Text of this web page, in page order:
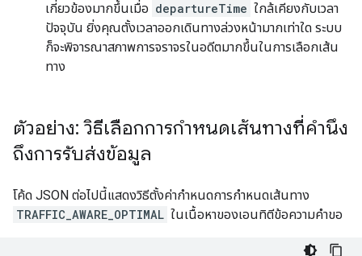
เกี่ยวข้องมากขึ้นเมื่อ departureTime ใกล้เคียงกับเวลา
ปัจจุบัน ยิ่งคุณตั้งเวลาออกเดินทางล่วงหน้ามากเท่าใด ระบบ
ก็จะพิจารณาสภาพการจราจรในอดีตมากขึ้นในการเลือกเส้น
ทาง
ตัวอย่าง: วิธีเลือกการกำหนดเส้นทางที่คำนึง
ถึงการรับส่งข้อมูล
โค้ด JSON ต่อไปนี้แสดงวิธีตั้งค่ากำหนดการกำหนดเส้นทาง
TRAFFIC_AWARE_OPTIMAL ในเนื้อหาของเอนทิตีข้อความคำขอ